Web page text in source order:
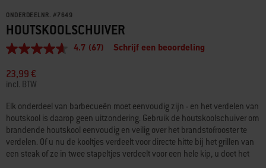
ONDERDEELNR. #7649
HOUTSKOOLSCHUIVER
4.7
5
sterren,
gemiddelde
scorewaarde.
Read
67
Reviews.
Dezelfde
paginalink.
4.7 (67) Schrijf een beoordeling
23,99 €
incl. BTW
Elk onderdeel van barbecueën moet eenvoudig zijn - en het verdelen van
houtskool is daarop geen uitzondering. Gebruik de houtskoolschuiver om
brandende houtskool eenvoudig en veilig over het brandstofrooster te
verdelen. Of u nu de kooltjes verdeelt voor directe hitte bij het grillen van
een steak of ze in twee stapeltjes verdeelt voor een hele kip, u doet het